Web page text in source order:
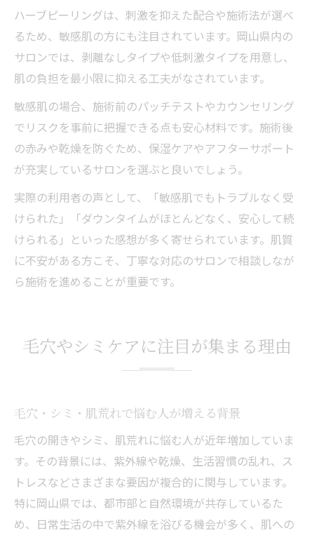
ハーブピーリングは、刺激を抑えた配合や施術法が選べ
るため、敏感肌の方にも注目されています。岡山県内の
サロンでは、剥離なしタイプや低刺激タイプを用意し、
肌の負担を最小限に抑える工夫がなされています。
敏感肌の場合、施術前のパッチテストやカウンセリング
でリスクを事前に把握できる点も安心材料です。施術後
の赤みや乾燥を防ぐため、保湿ケアやアフターサポート
が充実しているサロンを選ぶと良いでしょう。
実際の利用者の声として、「敏感肌でもトラブルなく受
けられた」「ダウンタイムがほとんどなく、安心して続
けられる」といった感想が多く寄せられています。肌質
に不安がある方こそ、丁寧な対応のサロンで相談しなが
ら施術を進めることが重要です。
毛穴やシミケアに注目が集まる理由
毛穴・シミ・肌荒れで悩む人が増える背景
毛穴の開きやシミ、肌荒れに悩む人が近年増加していま
す。その背景には、紫外線や乾燥、生活習慣の乱れ、ス
トレスなどさまざまな要因が複合的に関与しています。
特に岡山県では、都市部と自然環境が共存しているた
め、日常生活の中で紫外線を浴びる機会が多く、肌への